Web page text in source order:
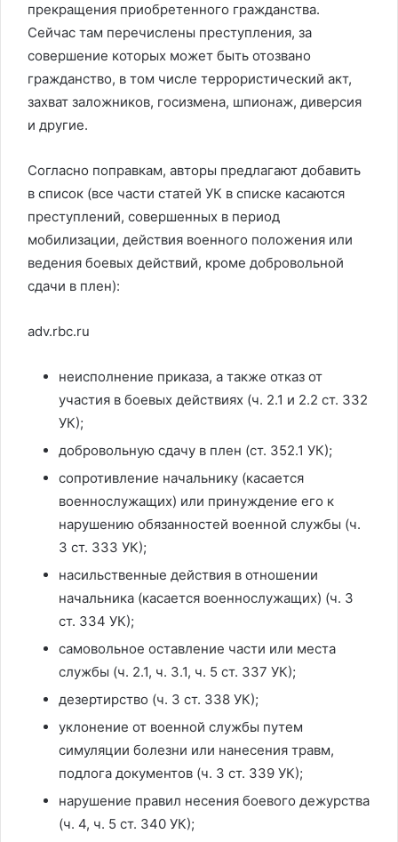
прекращения приобретенного гражданства.
Сейчас там перечислены преступления, за
совершение которых может быть отозвано
гражданство, в том числе террористический акт,
захват заложников, госизмена, шпионаж, диверсия
и другие.
Согласно поправкам, авторы предлагают добавить
в список (все части статей УК в списке касаются
преступлений, совершенных в период
мобилизации, действия военного положения или
ведения боевых действий, кроме добровольной
сдачи в плен):
adv.rbc.ru
неисполнение приказа, а также отказ от
участия в боевых действиях (ч. 2.1 и 2.2 ст. 332
УК);
добровольную сдачу в плен (ст. 352.1 УК);
сопротивление начальнику (касается
военнослужащих) или принуждение его к
нарушению обязанностей военной службы (ч.
3 ст. 333 УК);
насильственные действия в отношении
начальника (касается военнослужащих) (ч. 3
ст. 334 УК);
самовольное оставление части или места
службы (ч. 2.1, ч. 3.1, ч. 5 ст. 337 УК);
дезертирство (ч. 3 ст. 338 УК);
уклонение от военной службы путем
симуляции болезни или нанесения травм,
подлога документов (ч. 3 ст. 339 УК);
нарушение правил несения боевого дежурства
(ч. 4, ч. 5 ст. 340 УК);